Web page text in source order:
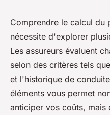
Comprendre
assurance
connaître
Clara•6 novembre 2024•9
Comprendre le calcul du
nécessite d'explorer
Les assureurs évaluent
selon des critères tels
et l'historique de
éléments vous permet
anticiper vos coûts, mais